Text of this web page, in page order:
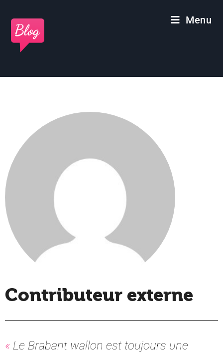
Menu
Contributeur externe
Le Brabant wallon est toujours une